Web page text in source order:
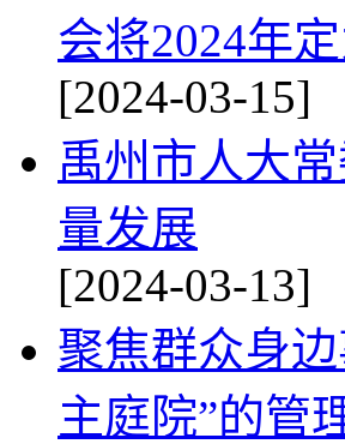
会将2024年
[2024-03-15]
禹州市人大
量发展
[2024-03-13]
聚焦群众身
主庭院”的管